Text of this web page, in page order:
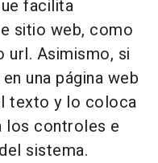
facilita
sitio web, como
url. Asimismo, si
una página web
texto y lo coloca
los controles e
sistema.